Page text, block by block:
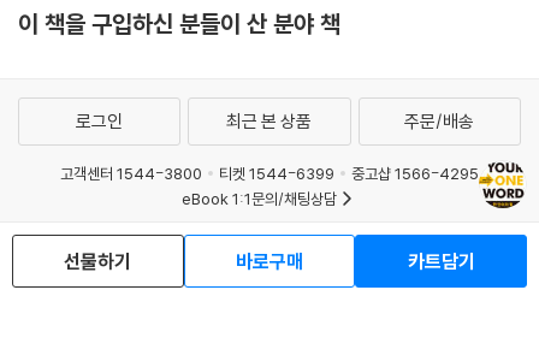
이 책을 구입하신 분들이 산 분야 책
선물하기 바로구매 카트담기
로그인 최근 본 상품 주문/배송
고객센터 1544-3800 티켓 1544-6399
중고샵 1566-4295
eBook 1:1문의/채팅상담
예스이십사(주) 사업자 정보
이용약관
개인정보처리방침
청소년보호정책